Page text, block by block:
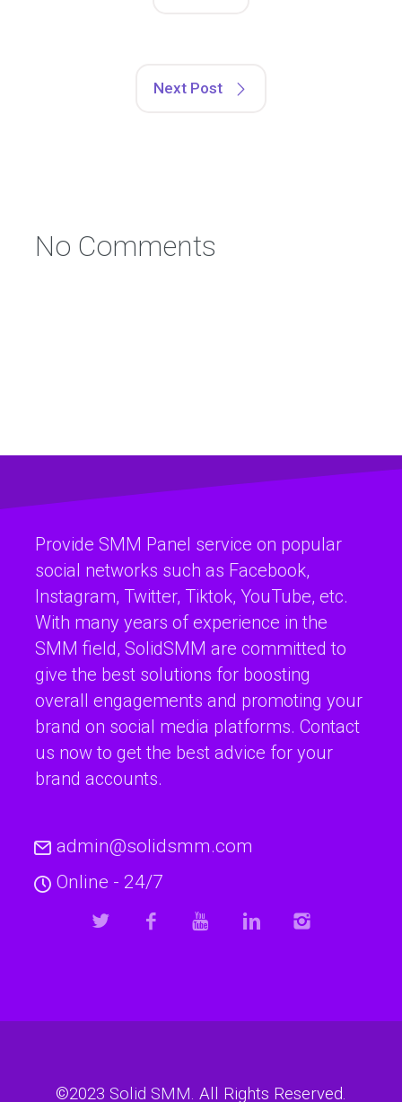
Next Post
No Comments
Provide SMM Panel service on popular
social networks such as Facebook,
Instagram, Twitter, Tiktok, YouTube, etc.
With many years of experience in the
SMM field, SolidSMM are committed to
give the best solutions for boosting
overall engagements and promoting your
brand on social media platforms. Contact
us now to get the best advice for your
brand accounts.
admin@solidsmm.com
Online - 24/7
©2023 Solid SMM. All Rights Reserved.